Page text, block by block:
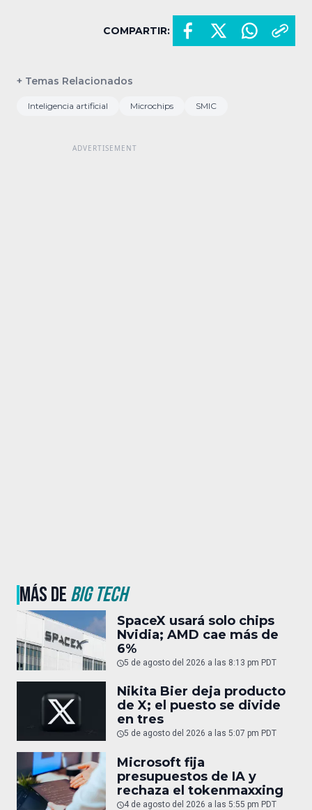
COMPARTIR:
+ Temas Relacionados
Inteligencia artificial Microchips SMIC
MÁS DEBIG TECH
SpaceX usará solo chips
Nvidia; AMD cae más de
6%
5 de agosto del 2026 a las 8:13 pm PDT
Nikita Bier deja producto
de X; el puesto se divide
en tres
5 de agosto del 2026 a las 5:07 pm PDT
Microsoft fija
presupuestos de IA y
rechaza el tokenmaxxing
4 de agosto del 2026 a las 5:55 pm PDT